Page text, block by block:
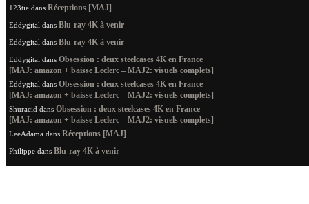
123tie dans Réceptions [MAJ]
Eddygital dans Blu-ray 4K à venir
Eddygital dans Blu-ray 4K à venir
Eddygital dans Obsession : deux steelcases 4K en France
[MAJ: amazon + baisse Leclerc – MAJ2: visuels complets]
Eddygital dans Obsession : deux steelcases 4K en France
[MAJ: amazon + baisse Leclerc – MAJ2: visuels complets]
Shuracid dans Obsession : deux steelcases 4K en France
[MAJ: amazon + baisse Leclerc – MAJ2: visuels complets]
LeeAdama dans Réceptions [MAJ]
Philippe dans Blu-ray 4K à venir